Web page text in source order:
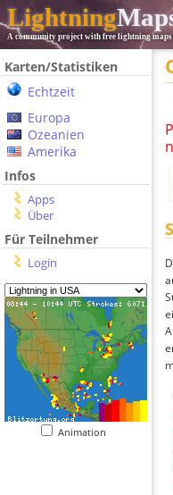
Lightning
A community project with free lightning maps
Karten/Statistiken
Echtzeit
Europa
Ozeanien
Amerika
Infos
Apps
Über
Für Teilnehmer
Login
Animation